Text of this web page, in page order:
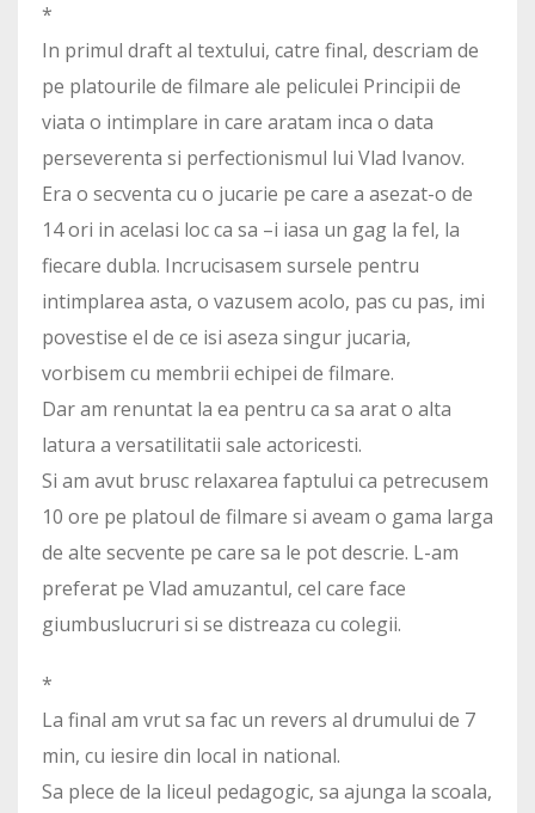
*
In primul draft al textului, catre final, descriam de
pe platourile de filmare ale peliculei Principii de
viata o intimplare in care aratam inca o data
perseverenta si perfectionismul lui Vlad Ivanov.
Era o secventa cu o jucarie pe care a asezat-o de
14 ori in acelasi loc ca sa –i iasa un gag la fel, la
fiecare dubla. Incrucisasem sursele pentru
intimplarea asta, o vazusem acolo, pas cu pas, imi
povestise el de ce isi aseza singur jucaria,
vorbisem cu membrii echipei de filmare.
Dar am renuntat la ea pentru ca sa arat o alta
latura a versatilitatii sale actoricesti.
Si am avut brusc relaxarea faptului ca petrecusem
10 ore pe platoul de filmare si aveam o gama larga
de alte secvente pe care sa le pot descrie. L-am
preferat pe Vlad amuzantul, cel care face
giumbuslucruri si se distreaza cu colegii.
*
La final am vrut sa fac un revers al drumului de 7
min, cu iesire din local in national.
Sa plece de la liceul pedagogic, sa ajunga la scoala,